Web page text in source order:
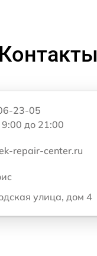
Контакты
23-05
до 21:00
repair-center.ru
улица, дом 4